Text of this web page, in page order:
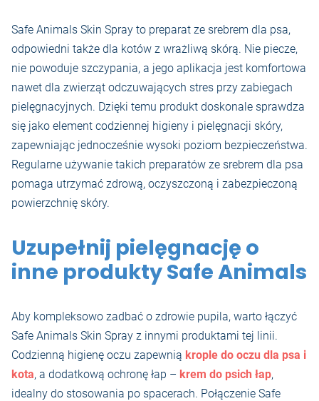
Safe Animals Skin Spray to preparat ze srebrem dla psa,
odpowiedni także dla kotów z wrażliwą skórą. Nie piecze,
nie powoduje szczypania, a jego aplikacja jest komfortowa
nawet dla zwierząt odczuwających stres przy zabiegach
pielęgnacyjnych. Dzięki temu produkt doskonale sprawdza
się jako element codziennej higieny i pielęgnacji skóry,
zapewniając jednocześnie wysoki poziom bezpieczeństwa.
Regularne używanie takich preparatów ze srebrem dla psa
pomaga utrzymać zdrową, oczyszczoną i zabezpieczoną
powierzchnię skóry.
Uzupełnij pielęgnację o
inne produkty Safe Animals
Aby kompleksowo zadbać o zdrowie pupila, warto łączyć
Safe Animals Skin Spray z innymi produktami tej linii.
Codzienną higienę oczu zapewnią krople do oczu dla psa i
kota, a dodatkową ochronę łap – krem do psich łap,
idealny do stosowania po spacerach. Połączenie Safe